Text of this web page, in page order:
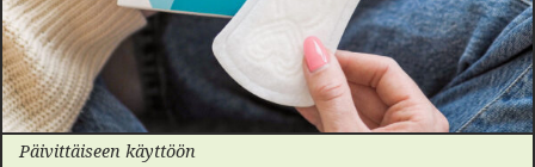
Päivittäiseen käyttöön